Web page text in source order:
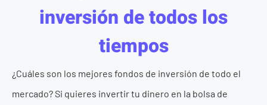
inversión de todos los
tiempos
¿Cuáles son los mejores fondos de inversión de todo el
mercado? Si quieres invertir tu dinero en la bolsa de